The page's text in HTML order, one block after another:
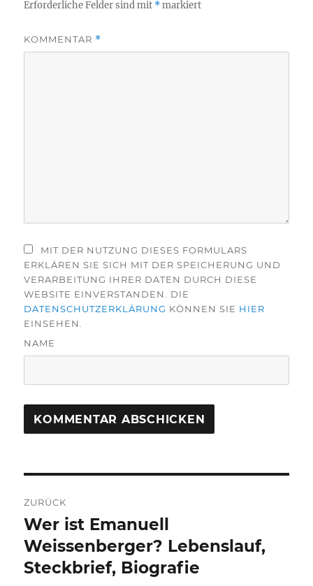
Erforderliche Felder sind mit *markiert
KOMMENTAR *
MIT DER NUTZUNG DIESES FORMULARS
ERKLÄREN SIE SICH MIT DER SPEICHERUNG UND
VERARBEITUNG IHRER DATEN DURCH DIESE
WEBSITE EINVERSTANDEN. DIE
DATENSCHUTZERKLÄRUNG KÖNNEN SIE HIER
EINSEHEN.
NAME
ZURÜCK
Vorheriger
Beitrag:
Wer ist Emanuell
Weissenberger? Lebenslauf,
Steckbrief, Biografie